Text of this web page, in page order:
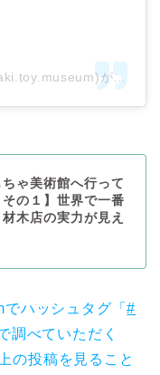
花巻おもちゃ美術館(@htm_hanamaki.toy.museum)がシェアした投稿
ちゃ美術館へ行って
の１】世界で一番
木店の実力が見え
ハッシュタグ「#
調べていただく
の投稿を見ること